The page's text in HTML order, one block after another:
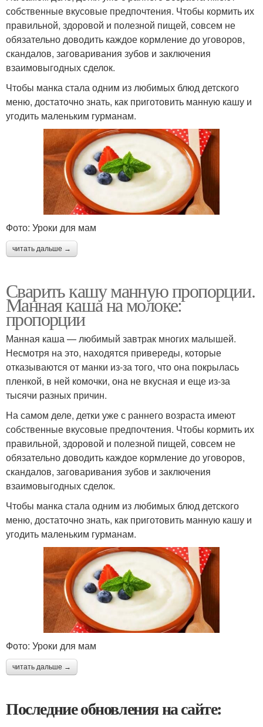
собственные вкусовые предпочтения. Чтобы кормить их
правильной, здоровой и полезной пищей, совсем не
обязательно доводить каждое кормление до уговоров,
скандалов, заговаривания зубов и заключения
взаимовыгодных сделок.
Чтобы манка стала одним из любимых блюд детского
меню, достаточно знать, как приготовить манную кашу и
угодить маленьким гурманам.
Фото: Уроки для мам
читать дальше →
Сварить кашу манную пропорции.
Манная каша на молоке:
пропорции
Манная каша — любимый завтрак многих малышей.
Несмотря на это, находятся привереды, которые
отказываются от манки из-за того, что она покрылась
пленкой, в ней комочки, она не вкусная и еще из-за
тысячи разных причин.
На самом деле, детки уже с раннего возраста имеют
собственные вкусовые предпочтения. Чтобы кормить их
правильной, здоровой и полезной пищей, совсем не
обязательно доводить каждое кормление до уговоров,
скандалов, заговаривания зубов и заключения
взаимовыгодных сделок.
Чтобы манка стала одним из любимых блюд детского
меню, достаточно знать, как приготовить манную кашу и
угодить маленьким гурманам.
Фото: Уроки для мам
читать дальше →
Последние обновления на сайте: